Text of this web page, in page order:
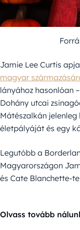
Jamie Lee Curtis
magyar
lányához hasonlóan
Dohány utcai
Mátészalkán
életpályáját és egy
Legutóbb a
Magyarországon
és Cate Blanchette-
Olvass tovább